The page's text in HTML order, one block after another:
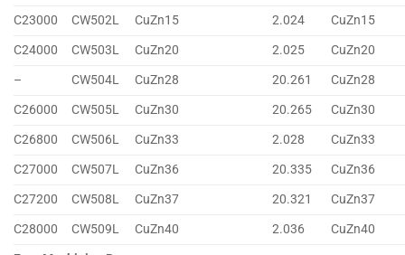
C23000
CW502L CuZn15 2.024
CuZn15
C24000
CW503L CuZn20 2.025
CuZn20
–
CW504L CuZn28 20.261
CuZn28
C26000
CW505L CuZn30 20.265
CuZn30
C26800
CW506L CuZn33 2.028
CuZn33
C27000
CW507L CuZn36 20.335
CuZn36
C27200
CW508L CuZn37 20.321
CuZn37
C28000
CW509L CuZn40 2.036
CuZn40